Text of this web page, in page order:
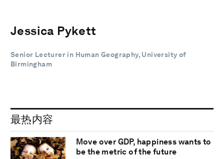
Jessica Pykett
Senior Lecturer in Human Geography, University of
Birmingham
最热内容
Move over GDP, happiness wants to
be the metric of the future